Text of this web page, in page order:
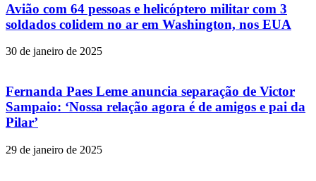
Avião com 64 pessoas e helicóptero militar com 3
soldados colidem no ar em Washington, nos EUA
30 de janeiro de 2025
Fernanda Paes Leme anuncia separação de Victor
Sampaio: ‘Nossa relação agora é de amigos e pai da
Pilar’
29 de janeiro de 2025